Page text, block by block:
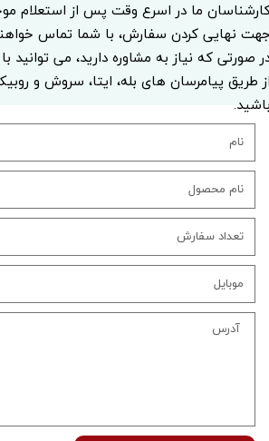
ما در اسرع وقت پس از استعلام
نهایی کردن سفارش، با شما تماس
صورتی که نیاز به مشاوره دارید، می توانید
طریق پیامرسان های بله، ایتا، سروش و